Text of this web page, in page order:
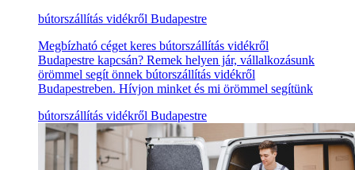
bútorszállítás vidékről Budapestre
Megbízható céget keres bútorszállítás vidékről
Budapestre kapcsán? Remek helyen jár, vállalkozásunk
örömmel segít önnek bútorszállítás vidékről
Budapestreben. Hívjon minket és mi örömmel segítünk
bútorszállítás vidékről Budapestre